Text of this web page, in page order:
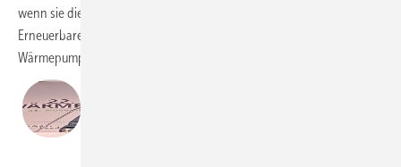
wenn sie die Chancen nutzt, die der Ausbau und die Nutzung
Erneuerbarer Energien und von Klimaschutztechnologien wie der
Wärmepumpe böten.